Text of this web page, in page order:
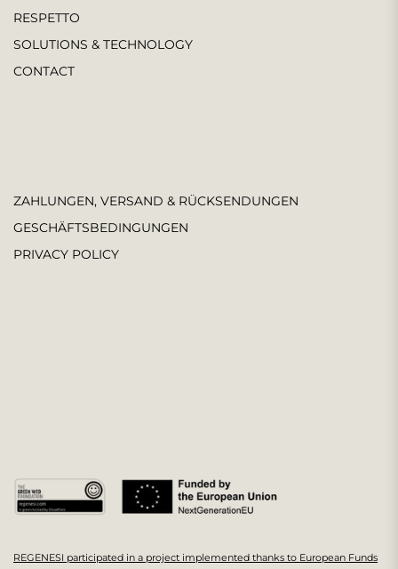
RESPETTO
SOLUTIONS & TECHNOLOGY
CONTACT
ZAHLUNGEN, VERSAND & RÜCKSENDUNGEN
GESCHÄFTSBEDINGUNGEN
PRIVACY POLICY
REGENESI participated in a project implemented thanks to European Funds